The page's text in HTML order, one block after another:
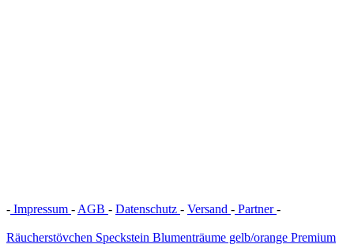
- Impressum - AGB - Datenschutz - Versand - Partner-
Räucherstövchen Speckstein Blumenträume gelb/orange Premium